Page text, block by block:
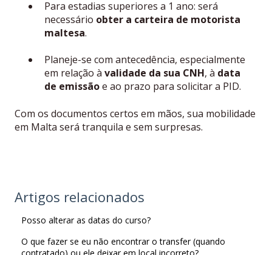
Para estadias superiores a 1 ano: será
necessário obter a carteira de motorista
maltesa.
Planeje-se com antecedência, especialmente
em relação à validade da sua CNH, à data
de emissãoe ao prazo para solicitar a PID.
Com os documentos certos em mãos, sua mobilidade
em Malta será tranquila e sem surpresas.
Artigos relacionados
Posso alterar as datas do curso?
O que fazer se eu não encontrar o transfer (quando